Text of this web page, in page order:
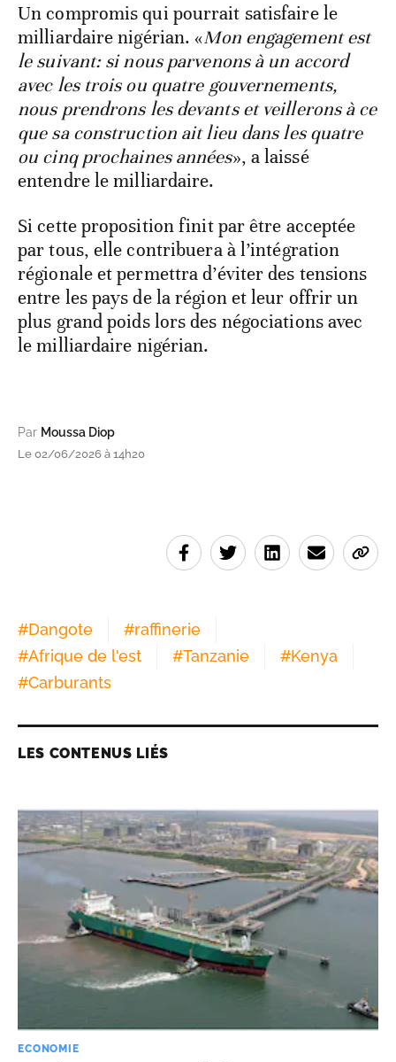
Un compromis qui pourrait satisfaire le
milliardaire nigérian. «Mon engagement est
le suivant: si nous parvenons à un accord
avec les trois ou quatre gouvernements,
nous prendrons les devants et veillerons à ce
que sa construction ait lieu dans les quatre
ou cinq prochaines années», a laissé
entendre le milliardaire.
Si cette proposition finit par être acceptée
par tous, elle contribuera à l’intégration
régionale et permettra d’éviter des tensions
entre les pays de la région et leur offrir un
plus grand poids lors des négociations avec
le milliardaire nigérian.
Par Moussa Diop
Le 02/06/2026 à 14h20
#Dangote #raffinerie
#Afrique de l'est #Tanzanie #Kenya
#Carburants
LES CONTENUS LIÉS
ECONOMIE